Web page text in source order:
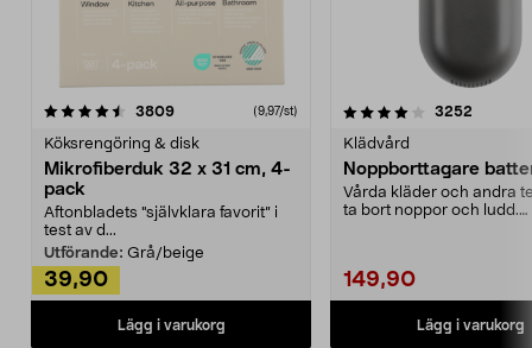
3809recensioner (9,97/st)
Köksrengöring & disk
Mikrofiberduk 32 x 31 cm, 4-
pack
Aftonbladets "självklara favorit” i
test av d...
Utförande: Grå/beige
39,90
Lägg i varukorg
4.0av 5 stjärnor 3252
Klädvård
Noppborttagare
Vårda kläder och andra
ta bort noppor och ludd.
149,90
Lägg i varukorg
4.5av 5 stjärnor